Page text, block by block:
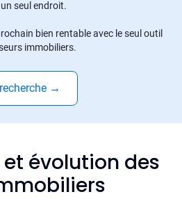
seul endroit.
bien rentable avec le seul outil
immobiliers.
→
évolution des